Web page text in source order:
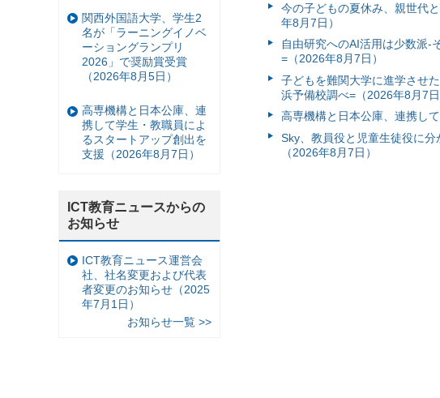
今の子どもの夏休み、親世代
年8月7日）
自由研究へのAI活用は少数派-
=（2026年8月7日）
子どもを難関大学に進学させ
浜予備校調べ=（2026年8月7日
高専機構と日本公庫、連携し
Sky、教員役と児童生徒役に
（2026年8月7日）
関西外国語大学、学生2
名が「ラーニングイノベ
ーショングランプリ
2026」で奨励賞受賞
（2026年8月5日）
高専機構と日本公庫、連
携して学生・教職員によ
るスタートアップ創出を
支援（2026年8月7日）
ICT教育ニュースからの
お知らせ
ICT教育ニュース運営会
社、社名変更および代表
者変更のお知らせ（2025
年7月1日）
お知らせ一覧 >>